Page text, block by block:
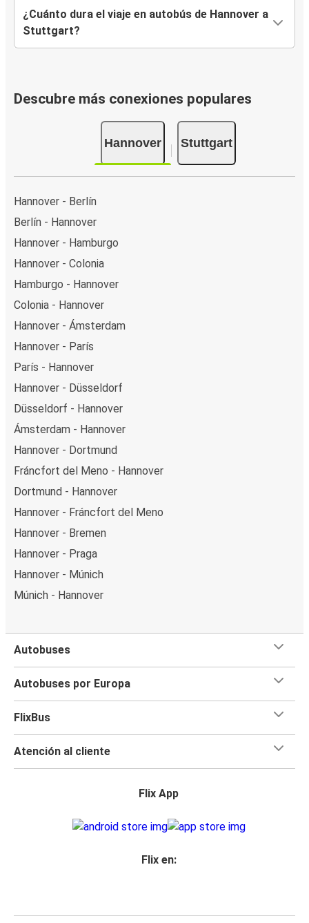
¿Cuánto dura el viaje en autobús de Hannover a
Stuttgart?
Descubre más conexiones populares
Hannover Stuttgart
Hannover - Berlín
Berlín - Hannover
Hannover - Hamburgo
Hannover - Colonia
Hamburgo - Hannover
Colonia - Hannover
Hannover - Ámsterdam
Hannover - París
París - Hannover
Hannover - Düsseldorf
Düsseldorf - Hannover
Ámsterdam - Hannover
Hannover - Dortmund
Fráncfort del Meno - Hannover
Dortmund - Hannover
Hannover - Fráncfort del Meno
Hannover - Bremen
Hannover - Praga
Hannover - Múnich
Múnich - Hannover
Autobuses
Autobuses por Europa
FlixBus
Atención al cliente
Flix App
Flix en: